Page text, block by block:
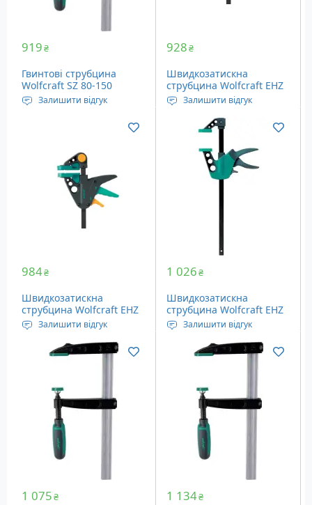
919₴
Гвинтові струбцина
Wolfcraft SZ 80-150
(3610000)
Залишити відгук
928₴
Швидкозатискна
струбцина Wolfcraft EHZ
Pro 65-150 (3456000)
Залишити відгук
Довжина висувної
частини: 160-320 мм
Глибина: 65 мм
984₴
Швидкозатискна
струбцина Wolfcraft EHZ
Pro 65-300 (3457000)
Залишити відгук
Довжина висувної
частини: 160-470 мм
1 026₴
Швидкозатискна
струбцина Wolfcraft EHZ
Easy 75-500 (3023000)
Залишити відгук
Довжина висувної
частини: 180-740 мм
1 075₴ 1 134₴